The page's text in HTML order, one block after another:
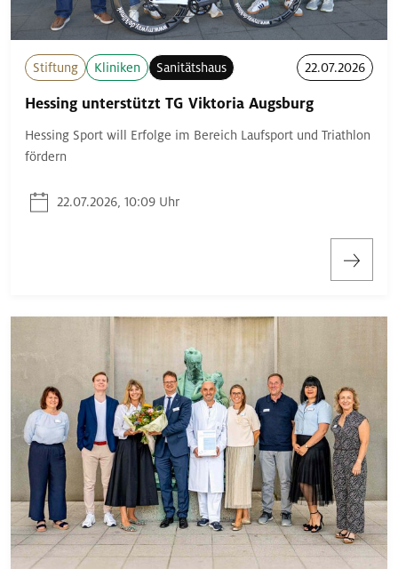
Stiftung Kliniken Sanitätshaus 22.07.2026
Hessing unterstützt TG Viktoria Augsburg
Hessing Sport will Erfolge im Bereich Laufsport und Triathlon
fördern
22.07.2026, 10:09 Uhr